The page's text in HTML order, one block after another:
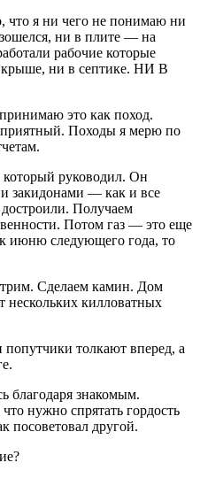
что я ни чего не понимаю ни
ни в плите — на
рабочие которые
ни в септике. НИ В
это как поход.
Походы я мерю по
руководил. Он
закидонами — как и все
Получаем
Потом газ — это еще
июню следующего года, то
Сделаем камин. Дом
килловатных
толкают вперед, а
благодаря знакомым.
нужно спрятать гордость
посоветовал другой.